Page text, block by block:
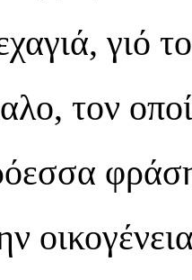
γιό
τον